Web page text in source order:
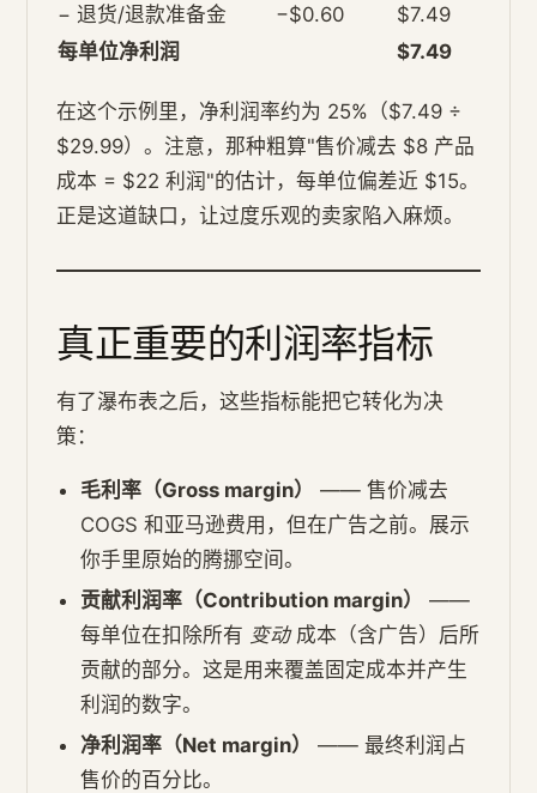
− 退货/退款准备金
−$0.60
$7.49
每单位净利润
$7.49
在这个示例里，净利润率约为 25%（$7.49 ÷
$29.99）。注意，那种粗算"售价减去 $8 产品
成本 = $22 利润"的估计，每单位偏差近 $15。
正是这道缺口，让过度乐观的卖家陷入麻烦。
真正重要的利润率指标
有了瀑布表之后，这些指标能把它转化为决
策：
毛利率（Gross margin）
—— 售价减去
COGS 和亚马逊费用，但在广告之前。展示
你手里原始的腾挪空间。
贡献利润率（Contribution margin）
——
每单位在扣除所有 变动成本（含广告）后所
贡献的部分。这是用来覆盖固定成本并产生
利润的数字。
净利润率（Net margin）
—— 最终利润占
售价的百分比。